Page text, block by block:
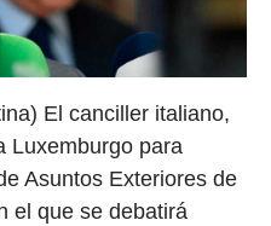
El canciller italiano,
Luxemburgo para
Asuntos Exteriores de
el que se debatirá